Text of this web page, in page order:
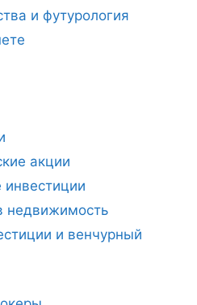
и футурология
акции
инвестиции
недвижимость
и венчурный